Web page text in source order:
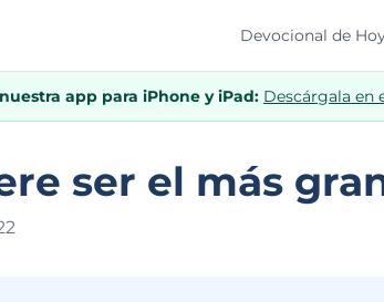
Devocional de
app para iPhone y iPad: Descárgala en
ser el más
2